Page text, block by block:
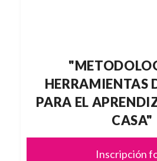
HERRAMIENTAS
PARA EL
CASA"
Inscripción